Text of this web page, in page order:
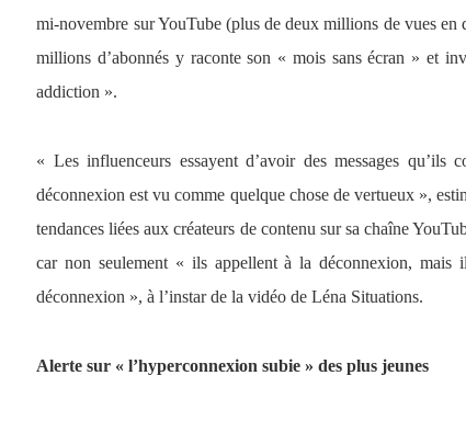
mi-novembre sur YouTube (plus de deux millions de vues en
millions d’abonnés y raconte son « mois sans écran » et
addiction ».
« Les influenceurs essayent d’avoir des messages qu’ils
déconnexion est vu comme quelque chose de vertueux »,
tendances liées aux créateurs de contenu sur sa chaîne
car non seulement « ils appellent à la déconnexion, mais
déconnexion », à l’instar de la vidéo de Léna Situations.
Alerte sur « l’hyperconnexion subie » des plus jeunes